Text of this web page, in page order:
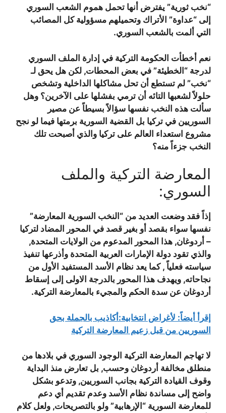
“نخب ثورية” يفترض أنها تحمل هموم الشعب السوري
إلى “عداوة” الأتراك وتحميلهم مسؤولية كل المصائب
التي ألمت بالشعب السوري.
نعم أخطأت الحكومة التركية في إدارة الملف السوري
لدرجة “الخطيئة” في بعض المحطات, لكن هل يحق لـ
“نخب” لم تستطع أن تحل مشاكلها الداخلية وتشخص
حلولاً لشعبها التائه أن ترمي بفشلها على الآخرين؟ وهل
سألت هذه النخب نفسها سؤالاً بسيطاً عن مصير
السوريين في تركيا بل القضية السورية برمتها فيما لو نجح
مشروع استعداء العالم على تركيا والذي أصبحت تلك
النخب جزءاً منه؟
المعارضة التركية والملف
السوري:
إذاً فقد وضعت العديد من “النخب السورية المعارضة”
نفسها سواء بقصد أو بغير قصد في المحور المضاد لتركيا
– أردوغان, هذا المحور المدعوم من الولايات المتحدة,
والذي تقود دولة الإمارات العربية المتحدة وأذرعها تنفيذ
سياسته فعلياً , كما يعد نظام الأسد المستفيد الأول من
نجاحاته, ويهدف هذا المحور بالدرجة الاولى إلى إسقاط
أردوغان عن سدة الحكم والمجيء بالمعارضة التركية.
إقرأ أيضاً: لأغراض انتخابية:أكاذيب بالجملة بحق
السوريين من قبل زعيم المعارضة التركية
لا تهاجم المعارضة التركية الوجود السوري في بلادها من
منطلق مخالفة أردوغان وحسب, بل تعارض منذ البداية
وقوف القيادة التركية بجانب السوريين, وتدعو بشكل
واضح إلى مساندة نظام الأسد وعدم تقديم أي دعم
للمعارضة السورية “الإرهابية” ولو بالتصريحات, ولعل كلام